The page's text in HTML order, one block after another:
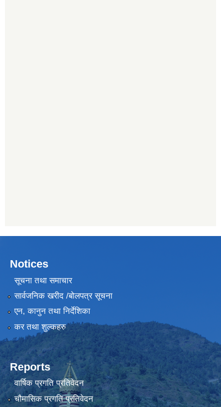
Notices
सूचना तथा समाचार
सार्वजनिक खरीद /बोलपत्र सूचना
एन, कानुन तथा निर्देशिका
कर तथा शुल्कहरु
Reports
वार्षिक प्रगति प्रतिवेदन
चौमासिक प्रगति प्रतिवेदन